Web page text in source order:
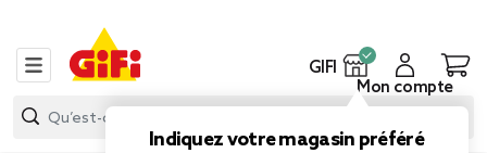
GIFI
Indiquez votre magasin préféré
Mon compte